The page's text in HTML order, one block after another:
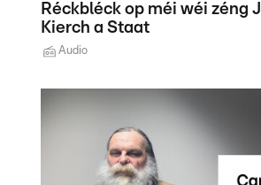
Réckbléck op méi wéi zéng
Kierch a Staat
Audio